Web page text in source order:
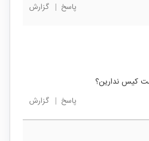
پاسخ | گزارش
پاسخ | گزارش